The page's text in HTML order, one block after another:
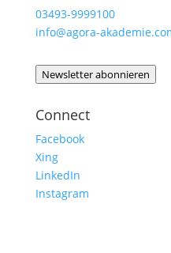
03493-9999100
info@agora-
Newsletter abonnieren
Connect
Facebook
Xing
LinkedIn
Instagram